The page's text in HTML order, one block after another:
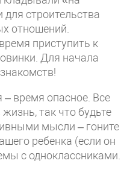
строительства
отношений.
приступить к
Для начала
– время опасное. Все
так что будьте
мысли – гоните
ребенка (если он
с одноклассниками.